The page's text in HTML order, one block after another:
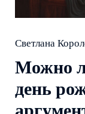
Светлана
Можно
день